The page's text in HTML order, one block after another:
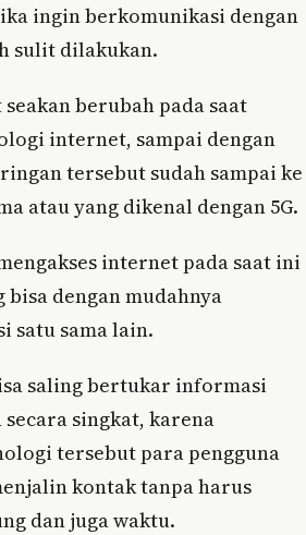
ingin berkomunikasi dengan
sulit dilakukan.
berubah pada saat
internet, sampai dengan
tersebut sudah sampai ke
atau yang dikenal dengan 5G.
internet pada saat ini
bisa dengan mudahnya
satu sama lain.
saling bertukar informasi
singkat, karena
tersebut para pengguna
kontak tanpa harus
dan juga waktu.